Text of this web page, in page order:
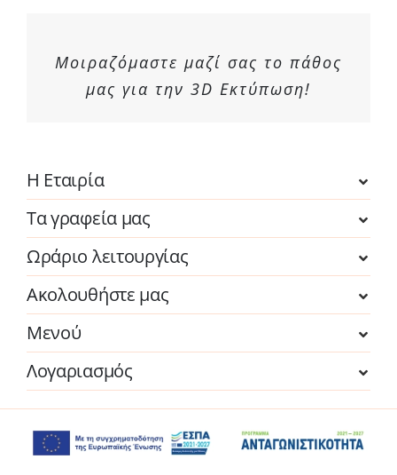
Μοιραζόμαστε μαζί σας το πάθος
μας για την 3D Εκτύπωση!
Η Εταιρία
Τα γραφεία μας
Ωράριο λειτουργίας
Ακολουθήστε μας
Μενού
Λογαριασμός